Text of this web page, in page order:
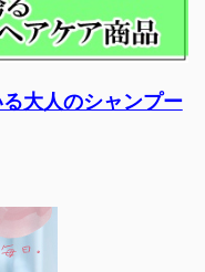
大人のシャンプー